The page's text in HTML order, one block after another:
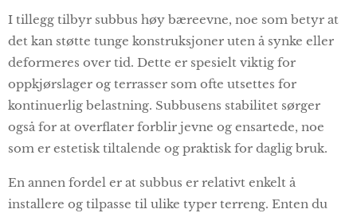
I tillegg tilbyr subbus høy bæreevne, noe som betyr at
det kan støtte tunge konstruksjoner uten å synke eller
deformeres over tid. Dette er spesielt viktig for
oppkjørslager og terrasser som ofte utsettes for
kontinuerlig belastning. Subbusens stabilitet sørger
også for at overflater forblir jevne og ensartede, noe
som er estetisk tiltalende og praktisk for daglig bruk.
En annen fordel er at subbus er relativt enkelt å
installere og tilpasse til ulike typer terreng. Enten du